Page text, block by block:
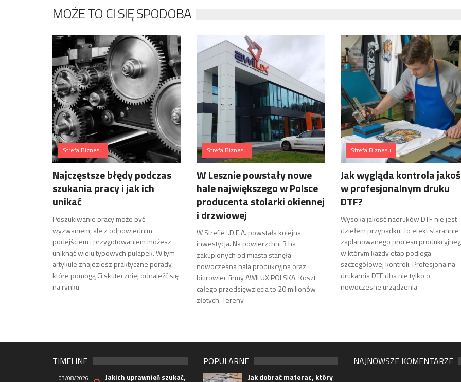
MOŻE TO CI SIĘ SPODOBA
Strefa Biznesu
Najczęstsze błędy podczas
szukania pracy i jak ich
unikać
Poszukiwanie pracy może być
wyzwaniem, ale z odpowiednim
podejściem i przygotowaniem możesz
uniknąć wielu typowych pułapek. W tym
artykule znajdziesz praktyczne porady,
które pomogą Ci skuteczniej odnaleźć się
na rynku
Strefa Biznesu
W Lesznie powstały nowe
hale największego w Polsce
producenta stolarki okiennej
i drzwiowej
W Strefie I.D.E.A. powstała kolejna
inwestycja. Na powierzchni 3 ha
zakupionych od miasta stanęła
nowoczesna hala produkcyjna oraz
biurowiec firmy AWILUX POLSKA. Koszt
całego przedsięwzięcia to 20 milionów
złotych. Tereny
Strefa Biznesu
Jak wygląda kontrola
w profesjonalnym druku
DTF?
Wysoka jakość nadruków DTF nie jest
dziełem przypadku. To efekt starannie
zaplanowanego procesu
w którym każdy etap podlega
szczegółowej kontroli. Profesjonalna
drukarnia DTF dba nie tylko o
nowoczesne urządzenia
TIMELINE
03/08/2026
Jakich uprawnień szukać,
POPULARNE
Jak dobrać materac, który
NAJNOWSZE KOMENTARZE